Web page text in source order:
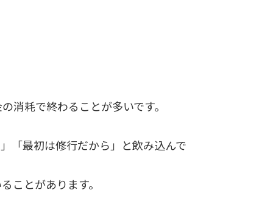
消耗で終わることが多いです。
「最初は修行だから」と飲み込んで
ことがあります。